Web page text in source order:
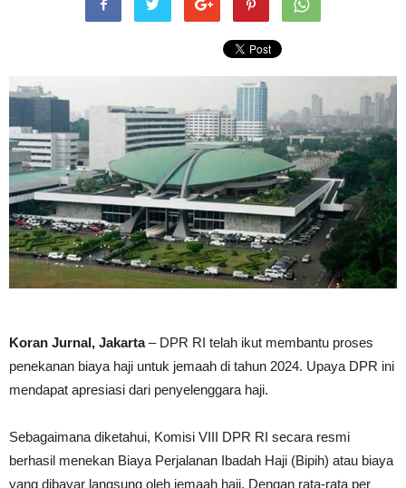
Koran Jurnal, Jakarta– DPR RI telah ikut membantu proses
penekanan biaya haji untuk jemaah di tahun 2024. Upaya DPR ini
mendapat apresiasi dari penyelenggara haji.
Sebagaimana diketahui, Komisi VIII DPR RI secara resmi
berhasil menekan Biaya Perjalanan Ibadah Haji (Bipih) atau biaya
yang dibayar langsung oleh jemaah haji. Dengan rata-rata per